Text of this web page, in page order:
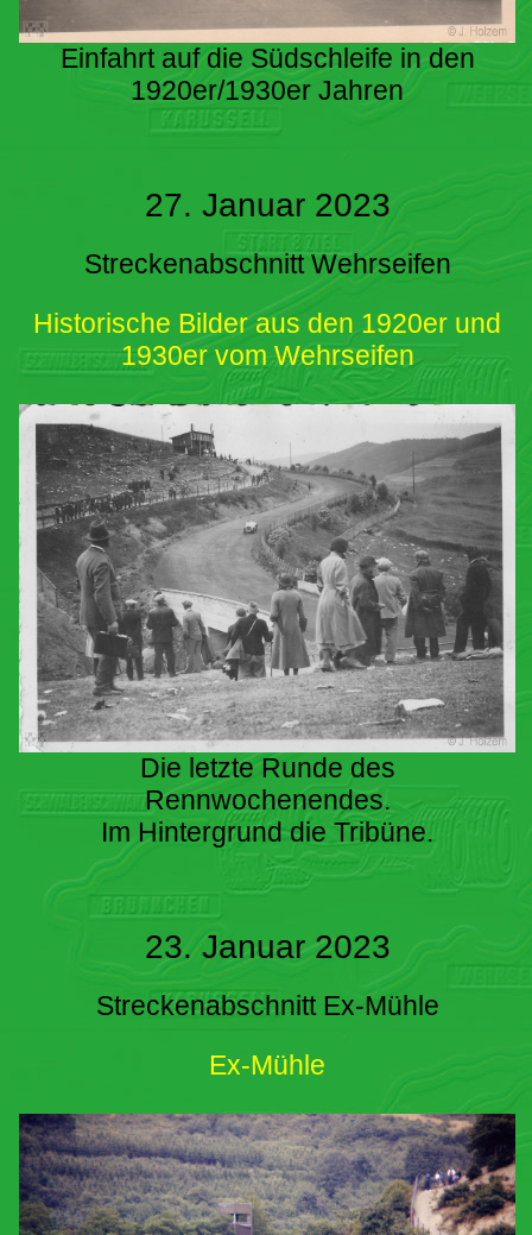
Einfahrt auf die Südschleife in den
1920er/1930er Jahren
27. Januar 2023
Streckenabschnitt Wehrseifen
Historische Bilder aus den 1920er und
1930er vom Wehrseifen
Die letzte Runde des
Rennwochenendes.
Im Hintergrund die Tribüne.
23. Januar 2023
Streckenabschnitt Ex-Mühle
Ex-Mühle